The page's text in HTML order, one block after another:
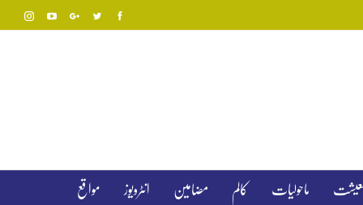
معیشت ماحولیات کالم مضامین انٹرویوز مواقع